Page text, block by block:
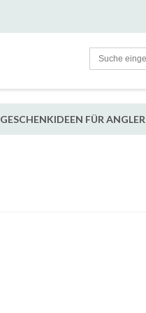
GESCHENKIDEEN FÜR ANGLER